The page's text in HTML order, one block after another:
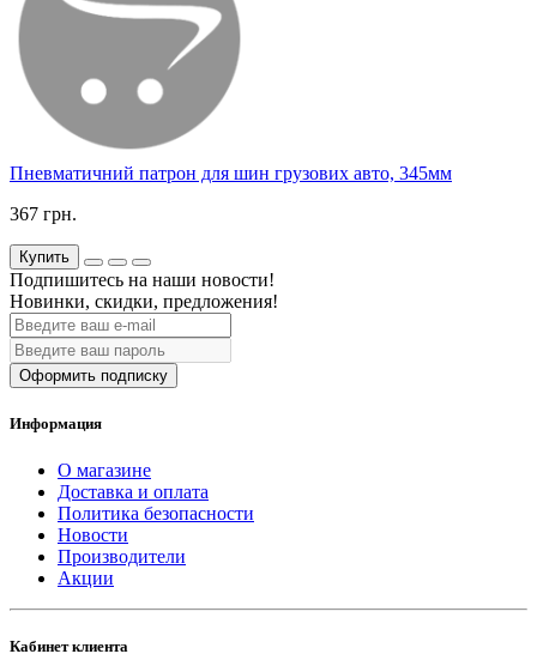
Пневматичний патрон для шин грузових авто, 345мм
367 грн.
Купить
Подпишитесь на наши новости!
Новинки, скидки, предложения!
Оформить подписку
Информация
О магазине
Доставка и оплата
Политика безопасности
Новости
Производители
Акции
Кабинет клиента